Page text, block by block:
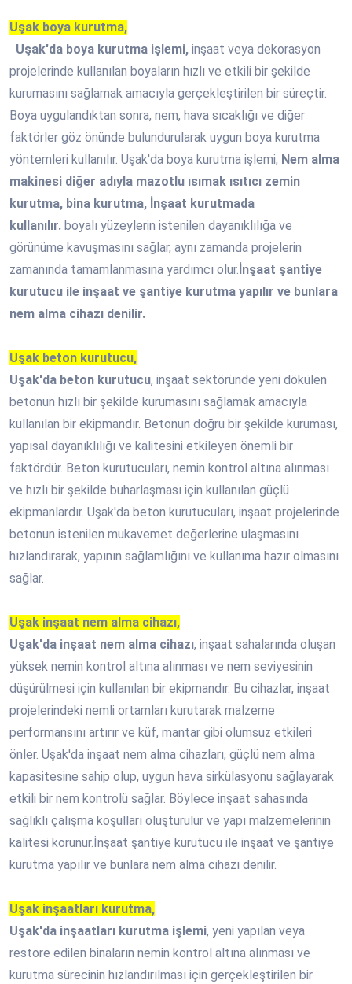
Uşak boya kurutma,
Uşak'da boya kurutma işlemi, inşaat veya dekorasyon
projelerinde kullanılan boyaların hızlı ve etkili bir şekilde
kurumasını sağlamak amacıyla gerçekleştirilen bir süreçtir.
Boya uygulandıktan sonra, nem, hava sıcaklığı ve diğer
faktörler göz önünde bulundurularak uygun boya kurutma
yöntemleri kullanılır. Uşak'da boya kurutma işlemi, Nem alma
makinesi diğer adıyla mazotlu ısımak ısıtıcı zemin
kurutma, bina kurutma, İnşaat kurutmada
kullanılır. boyalı yüzeylerin istenilen dayanıklılığa ve
görünüme kavuşmasını sağlar, aynı zamanda projelerin
zamanında tamamlanmasına yardımcı olur. İnşaat şantiye
kurutucu ile inşaat ve şantiye kurutma yapılır ve bunlara
nem alma cihazı denilir.
Uşak beton kurutucu,
Uşak'da beton kurutucu, inşaat sektöründe yeni dökülen
betonun hızlı bir şekilde kurumasını sağlamak amacıyla
kullanılan bir ekipmandır. Betonun doğru bir şekilde kuruması,
yapısal dayanıklılığı ve kalitesini etkileyen önemli bir
faktördür. Beton kurutucuları, nemin kontrol altına alınması
ve hızlı bir şekilde buharlaşması için kullanılan güçlü
ekipmanlardır. Uşak'da beton kurutucuları, inşaat projelerinde
betonun istenilen mukavemet değerlerine ulaşmasını
hızlandırarak, yapının sağlamlığını ve kullanıma hazır olmasını
sağlar.
Uşak inşaat nem alma cihazı,
Uşak'da inşaat nem alma cihazı, inşaat sahalarında oluşan
yüksek nemin kontrol altına alınması ve nem seviyesinin
düşürülmesi için kullanılan bir ekipmandır. Bu cihazlar, inşaat
projelerindeki nemli ortamları kurutarak malzeme
performansını artırır ve küf, mantar gibi olumsuz etkileri
önler. Uşak'da inşaat nem alma cihazları, güçlü nem alma
kapasitesine sahip olup, uygun hava sirkülasyonu sağlayarak
etkili bir nem kontrolü sağlar. Böylece inşaat sahasında
sağlıklı çalışma koşulları oluşturulur ve yapı malzemelerinin
kalitesi korunur.İnşaat şantiye kurutucu ile inşaat ve şantiye
kurutma yapılır ve bunlara nem alma cihazı denilir.
Uşak inşaatları kurutma,
Uşak'da inşaatları kurutma işlemi, yeni yapılan veya
restore edilen binaların nemin kontrol altına alınması ve
kurutma sürecinin hızlandırılması için gerçekleştirilen bir